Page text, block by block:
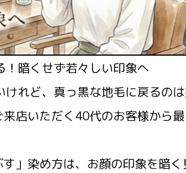
暗くせず若々しい印象へ
れど、真っ黒な地毛に戻るの
店いただく40代のお客様から
」染め方は、お顔の印象を暗